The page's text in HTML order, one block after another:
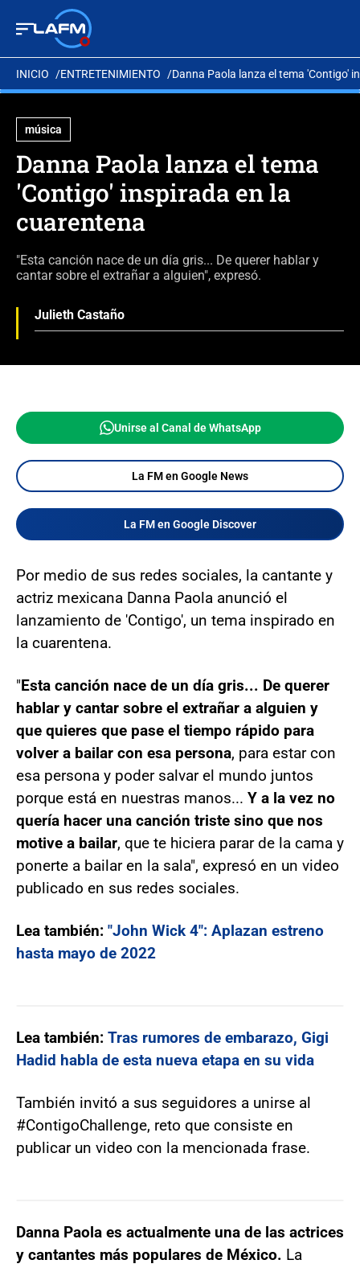
INICIO ENTRETENIMIENTO Danna Paola lanza el tema 'Contigo'
música
Danna Paola lanza el tema
'Contigo' inspirada en la
cuarentena
"Esta canción nace de un día gris... De querer hablar y
cantar sobre el extrañar a alguien", expresó.
Julieth Castaño
Unirse al Canal de WhatsApp
La FM en Google News
La FM en Google Discover
Por medio de sus redes sociales, la cantante y
actriz mexicana Danna Paola anunció el
lanzamiento de 'Contigo', un tema inspirado en
la cuarentena.
"Esta canción nace de un día gris... De querer
hablar y cantar sobre el extrañar a alguien y
que quieres que pase el tiempo rápido para
volver a bailar con esa persona, para estar con
esa persona y poder salvar el mundo juntos
porque está en nuestras manos... Y a la vez no
quería hacer una canción triste sino que nos
motive a bailar, que te hiciera parar de la cama y
ponerte a bailar en la sala", expresó en un video
publicado en sus redes sociales.
Lea también: "John Wick 4": Aplazan estreno
hasta mayo de 2022
Lea también: Tras rumores de embarazo, Gigi
Hadid habla de esta nueva etapa en su vida
También invitó a sus seguidores a unirse al
#ContigoChallenge, reto que consiste en
publicar un video con la mencionada frase.
Danna Paola es actualmente una de las actrices
y cantantes más populares de México. La